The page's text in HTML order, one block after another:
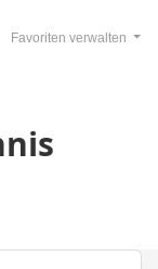
Favoriten verwalten